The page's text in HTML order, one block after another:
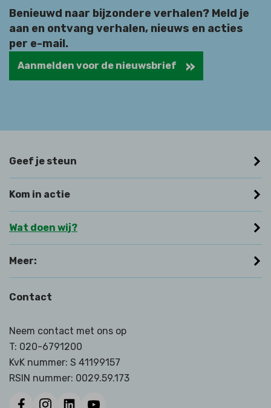
Benieuwd naar bijzondere verhalen? Meld je
aan en ontvang verhalen, nieuws en acties
per e-mail.
Aanmelden voor de nieuwsbrief
Geef je steun
Kom in actie
Wat doen wij?
Meer:
Contact
Neem contact met ons op
T: 020-6791200
KvK nummer: S 41199157
RSIN nummer: 0029.59.173